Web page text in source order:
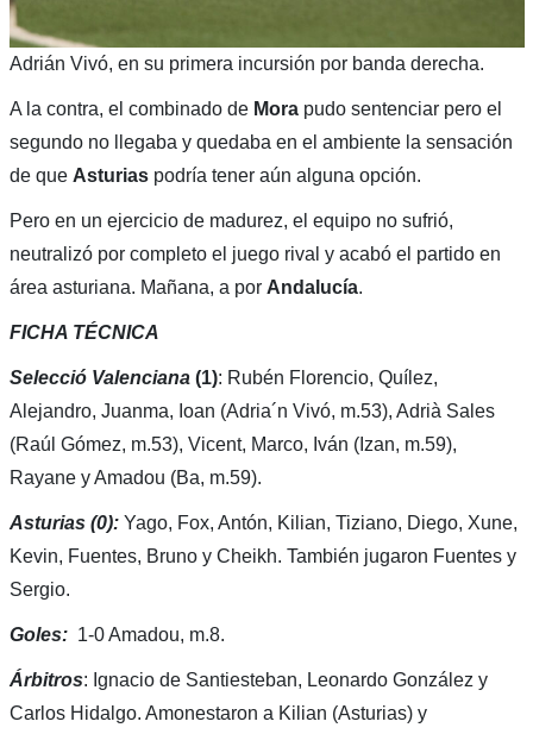
Adrián Vivó, en su primera incursión por banda derecha.
A la contra, el combinado de Morapudo sentenciar pero el
segundo no llegaba y quedaba en el ambiente la sensación
de que Asturiaspodría tener aún alguna opción.
Pero en un ejercicio de madurez, el equipo no sufrió,
neutralizó por completo el juego rival y acabó el partido en
área asturiana. Mañana, a por Andalucía.
FICHA TÉCNICA
Selecció Valenciana (1): Rubén Florencio, Quílez,
Alejandro, Juanma, Ioan (Adria´n Vivó, m.53), Adrià Sales
(Raúl Gómez, m.53), Vicent, Marco, Iván (Izan, m.59),
Rayane y Amadou (Ba, m.59).
Asturias (0):Yago, Fox, Antón, Kilian, Tiziano, Diego, Xune,
Kevin, Fuentes, Bruno y Cheikh. También jugaron Fuentes y
Sergio.
Goles:1-0 Amadou, m.8.
Árbitros: Ignacio de Santiesteban, Leonardo González y
Carlos Hidalgo. Amonestaron a Kilian (Asturias) y